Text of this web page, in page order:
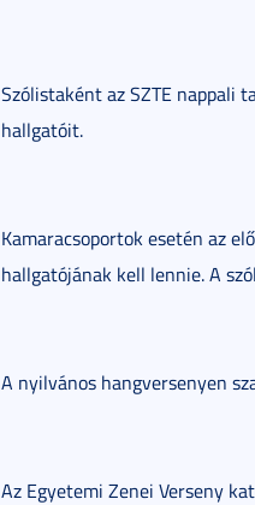
Szólistaként az SZTE nappali
hallgatóit.
Kamaracsoportok esetén az
hallgatójának kell lennie. A
A nyilvános hangversenyen
Az Egyetemi Zenei Verseny